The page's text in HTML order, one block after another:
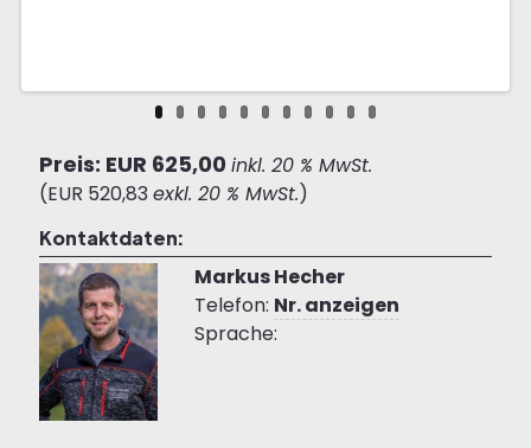
Preis: EUR 625,00 inkl. 20 % MwSt.
(EUR 520,83 exkl. 20 % MwSt.)
Kontaktdaten:
Markus Hecher
Telefon: Nr. anzeigen
Sprache: